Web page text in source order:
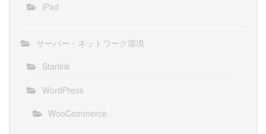
iPad
サーバー・ネットワーク環境
Starlink
WordPress
WooCommerce